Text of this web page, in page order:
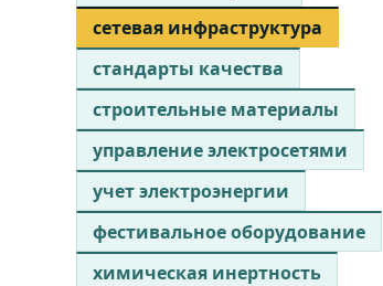
сетевая инфраструктура
стандарты качества
строительные материалы
управление электросетями
учет электроэнергии
фестивальное оборудование
химическая инертность